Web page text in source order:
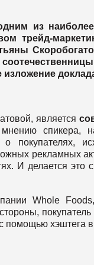
из
трейд-
изложение
является
спикера,
покупателях,
рекламных
И делается это
Whole
помощью хэштега